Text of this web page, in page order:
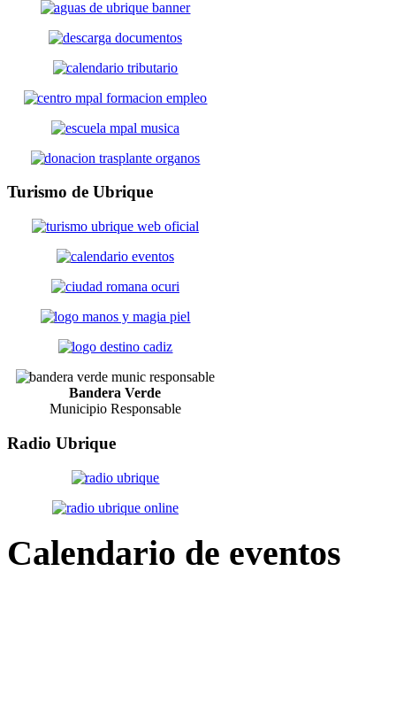
Turismo de Ubrique
Bandera Verde
Municipio Responsable
Radio Ubrique
Calendario de eventos